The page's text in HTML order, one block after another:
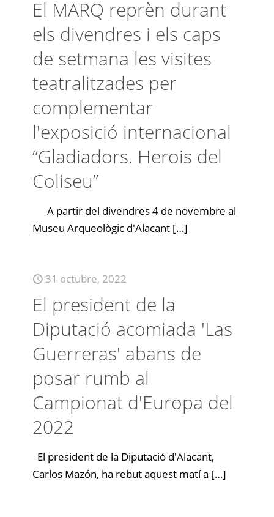
El MARQ reprèn durant
els divendres i els caps
de setmana les visites
teatralitzades per
complementar
l'exposició internacional
“Gladiadors. Herois del
Coliseu”
A partir del divendres 4 de novembre al
Museu Arqueològic d'Alacant […]
31 octubre, 2022
El president de la
Diputació acomiada 'Las
Guerreras' abans de
posar rumb al
Campionat d'Europa del
2022
El president de la Diputació d'Alacant,
Carlos Mazón, ha rebut aquest matí a […]